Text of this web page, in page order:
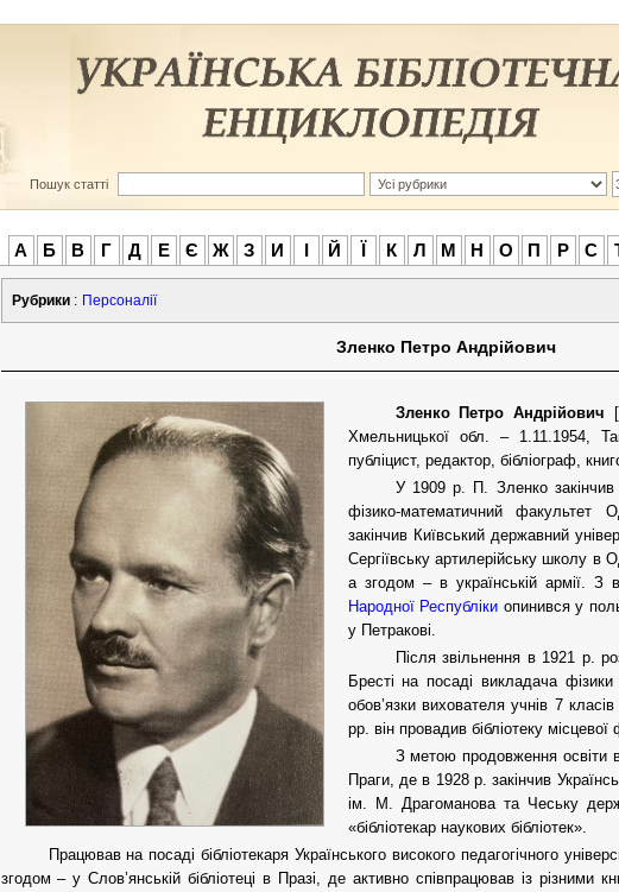
Пошук статті
А Б В Г Д Е Є Ж З И І Й Ї К Л М Н О П Р С
Рубрики: Персоналії
Зленко Петро Андрійович
Зленко Петро Андрійович
Хмельницької обл. – 1.11.1954,
публіцист, редактор, бібліограф,
У 1909 р. П. Зленко закінчив
фізико-математичний факультет
закінчив Київський державний
Сергіївську артилерійську школу в
а згодом – в українській армії. З
Народної Республіки опинився у
у Петракові.
Після звільнення в 1921 р.
Бресті на посаді викладача
обов’язки вихователя учнів 7
рр. він провадив бібліотеку місцевої
З метою продовження освіти
Праги, де в 1928 р. закінчив
ім. М. Драгоманова та Чеську
«бібліотекар наукових бібліотек».
Працював на посаді бібліотекаря Українського високого педагогічного
згодом – у Слов’янській бібліотеці в Празі, де активно співпрацював із різними